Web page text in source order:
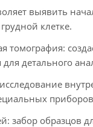
выявить
клетке.
томография:
детального
забор образцов